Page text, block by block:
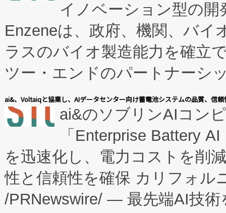
イノベーション型の
Enzeneは、政府、機関、バイ
ラスのバイオ製造能力を確立
ツー・エンドのパートナーシ
表しました。 同社の実績ある
manufacturing™ (FCCM™) プ
たNeXは、バイオ医薬品製造
従来のフェッドバッチ施設の
に、患者やサプライチェーン
キー方式で拡張性が高く、持
ai&、Voltaiqと協業し、AIデータセンター向け蓄電池システムの品質、信
ai&のソブリンAIコン
「Enterprise Battery
を迅速化し、電力コストを削
性と信頼性を確保 カリフォル
/PRNewswire/ — 最先端AI技術